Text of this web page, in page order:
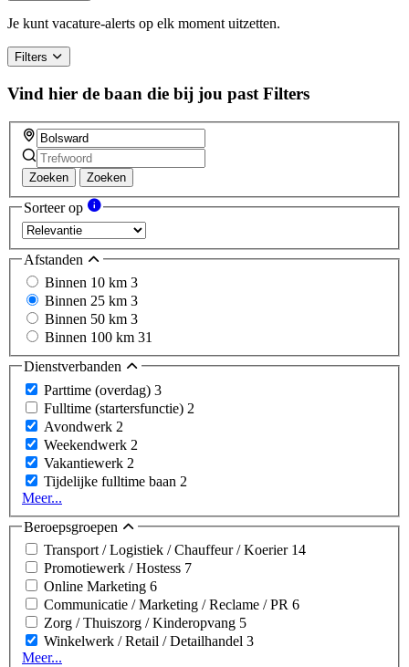
Je kunt vacature-alerts op elk moment uitzetten.
Filters
Vind hier de baan die bij jou past Filters
Zoeken Zoeken
Sorteer op
Afstanden
Binnen 10 km 3
Binnen 25 km 3
Binnen 50 km 3
Binnen 100 km 31
Dienstverbanden
Parttime (overdag) 3
Fulltime (startersfunctie) 2
Avondwerk 2
Weekendwerk 2
Vakantiewerk 2
Tijdelijke fulltime baan 2
Meer...
Beroepsgroepen
Transport / Logistiek / Chauffeur / Koerier 14
Promotiewerk / Hostess 7
Online Marketing 6
Communicatie / Marketing / Reclame / PR 6
Zorg / Thuiszorg / Kinderopvang 5
Winkelwerk / Retail / Detailhandel 3
Meer...